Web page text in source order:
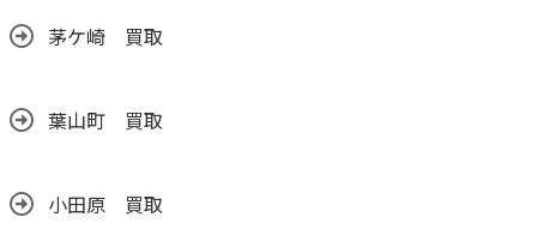
茅ケ崎 買取
葉山町 買取
小田原 買取